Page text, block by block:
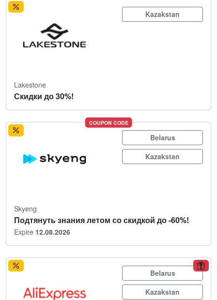
Kazakstan
Lakestone
Скидки до 30%!
COUPON CODE
Belarus
Kazakstan
Skyeng
Подтянуть знания летом со скидкой до -60%!
Expire 12.08.2026
Belarus
Kazakstan